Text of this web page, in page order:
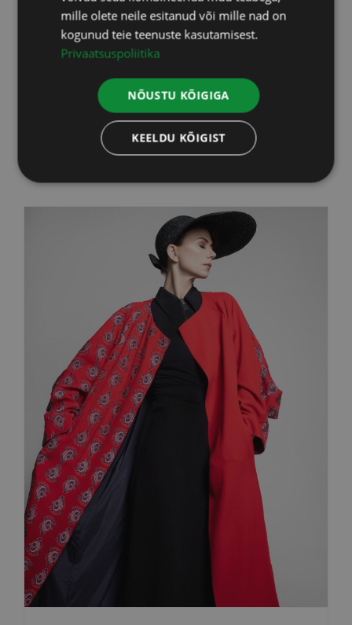
Eelmisel aastal otsustasin võtta oma
tervise tõsiselt käsile ja pöördusin
Loodus BIOSPA poole, sest olin
kuulnud palju positiivset tagasisidet.
Olin juba varem [...]
mille olete neile esitanud või mille nad on
kogunud teie teenuste kasutamisest.
Privaatsuspoliitika
NÕUSTU KÕIGIGA
KEELDU KÕIGIST